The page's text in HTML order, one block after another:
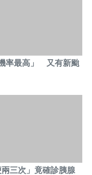
率最高」 又有新颱
三次」竟確診胰腺